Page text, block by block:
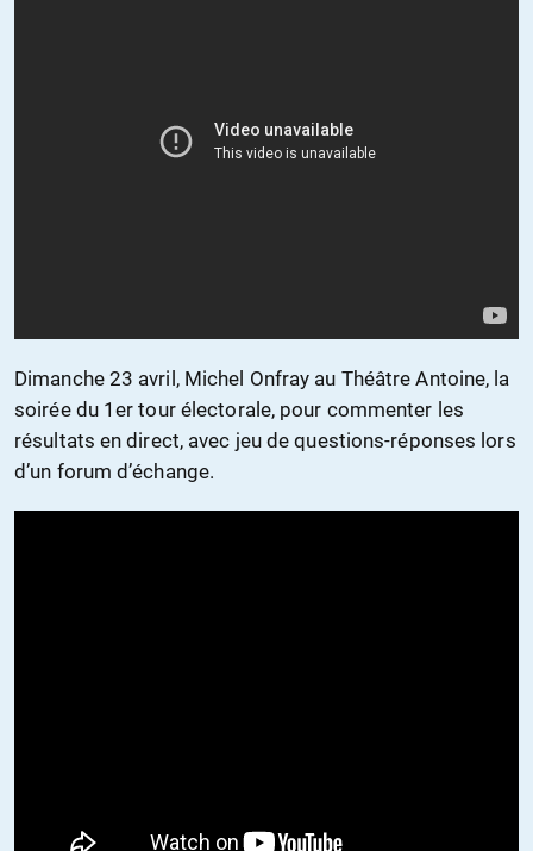
Dimanche 23 avril, Michel Onfray au Théâtre Antoine, la
soirée du 1er tour électorale, pour commenter les
résultats en direct, avec jeu de questions-réponses lors
d’un forum d’échange.